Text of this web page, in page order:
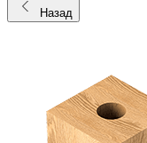
Назад